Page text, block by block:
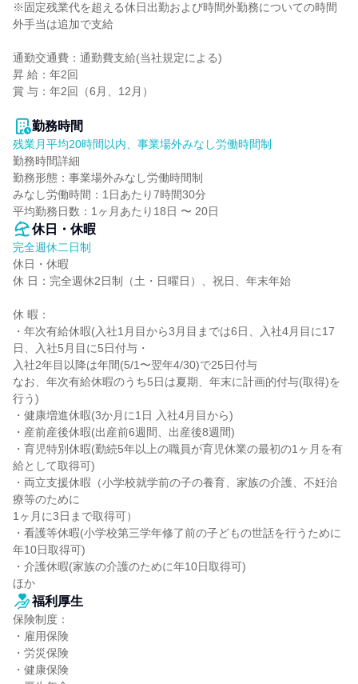
※固定残業代を超える休日出勤および時間外勤務についての時間
外手当は追加で支給
通勤交通費：通勤費支給(当社規定による)
昇 給：年2回
賞 与：年2回（6月、12月）
勤務時間
残業月平均20時間以内、事業場外みなし労働時間制
勤務時間詳細
勤務形態：事業場外みなし労働時間制
みなし労働時間：1日あたり7時間30分
平均勤務日数：1ヶ月あたり18日 〜 20日
休日・休暇
完全週休二日制
休日・休暇
休 日：完全週休2日制（土・日曜日）、祝日、年末年始
休 暇：
・年次有給休暇(入社1月目から3月目までは6日、入社4月目に17
日、入社5月目に5日付与・
入社2年目以降は年間(5/1〜翌年4/30)で25日付与
なお、年次有給休暇のうち5日は夏期、年末に計画的付与(取得)を
行う)
・健康増進休暇(3か月に1日 入社4月目から)
・産前産後休暇(出産前6週間、出産後8週間)
・育児特別休暇(勤続5年以上の職員が育児休業の最初の1ヶ月を有
給として取得可)
・両立支援休暇（小学校就学前の子の養育、家族の介護、不妊治
療等のために
1ヶ月に3日まで取得可）
・看護等休暇(小学校第三学年修了前の子どもの世話を行うために
年10日取得可)
・介護休暇(家族の介護のために年10日取得可)
ほか
福利厚生
保険制度：
・雇用保険
・労災保険
・健康保険